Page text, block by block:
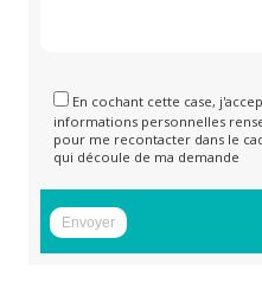
En cochant cette case,
informations personnelles
pour me recontacter dans le
qui découle de ma demande